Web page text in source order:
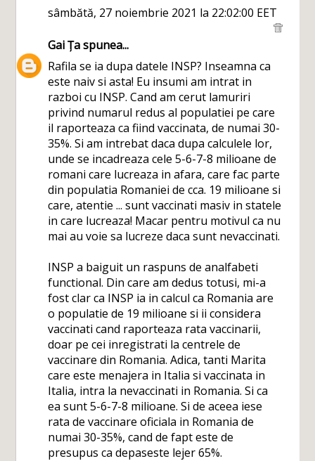
sâmbătă, 27 noiembrie 2021 la 22:02:00 EET
Gai Țaspunea...
Rafila se ia dupa datele INSP? Inseamna ca
este naiv si asta! Eu insumi am intrat in
razboi cu INSP. Cand am cerut lamuriri
privind numarul redus al populatiei pe care
il raporteaza ca fiind vaccinata, de numai 30-
35%. Si am intrebat daca dupa calculele lor,
unde se incadreaza cele 5-6-7-8 milioane de
romani care lucreaza in afara, care fac parte
din populatia Romaniei de cca. 19 milioane si
care, atentie ... sunt vaccinati masiv in statele
in care lucreaza! Macar pentru motivul ca nu
mai au voie sa lucreze daca sunt nevaccinati.
INSP a baiguit un raspuns de analfabeti
functional. Din care am dedus totusi, mi-a
fost clar ca INSP ia in calcul ca Romania are
o populatie de 19 milioane si ii considera
vaccinati cand raporteaza rata vaccinarii,
doar pe cei inregistrati la centrele de
vaccinare din Romania. Adica, tanti Marita
care este menajera in Italia si vaccinata in
Italia, intra la nevaccinati in Romania. Si ca
ea sunt 5-6-7-8 milioane. Si de aceea iese
rata de vaccinare oficiala in Romania de
numai 30-35%, cand de fapt este de
presupus ca depaseste lejer 65%.